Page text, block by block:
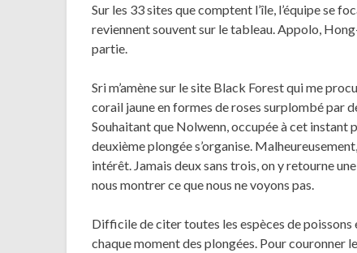
Sur les 33 sites que comptent l’île, l’équipe se
reviennent souvent sur le tableau. Appolo,
partie.
Sri m’amène sur le site Black Forest qui me
corail jaune en formes de roses surplombé par
Souhaitant que Nolwenn, occupée à cet instant
deuxième plongée s’organise.
intérêt. Jamais deux sans trois, on y retourne
nous montrer ce que nous ne voyons pas.
Difficile de citer toutes les espèces de
chaque moment des plongées. Pour couronner